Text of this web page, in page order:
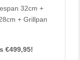
32cm +
+ Grillpan
€499,95!